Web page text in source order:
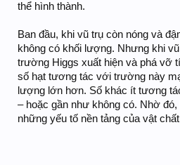
thể hình thành.
Ban đầu, khi vũ trụ còn nóng và
không có khối lượng. Nhưng khi
trường Higgs xuất hiện và phá vỡ
số hạt tương tác với trường này
lượng lớn hơn. Số khác ít tương
– hoặc gần như không có. Nhờ
những yếu tố nền tảng của vật